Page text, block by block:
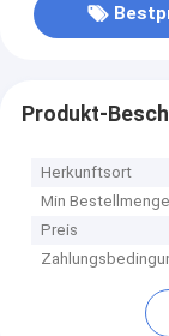
Produkt-
Herkunftsort
Min Bestellmenge
Preis